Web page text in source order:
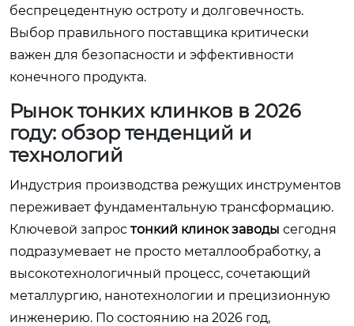
беспрецедентную остроту и долговечность.
Выбор правильного поставщика критически
важен для безопасности и эффективности
конечного продукта.
Рынок тонких клинков в 2026
году: обзор тенденций и
технологий
Индустрия производства режущих инструментов
переживает фундаментальную трансформацию.
Ключевой запрос тонкий клинок заводы сегодня
подразумевает не просто металлообработку, а
высокотехнологичный процесс, сочетающий
металлургию, нанотехнологии и прецизионную
инженерию. По состоянию на 2026 год,